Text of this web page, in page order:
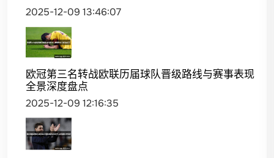
2025-12-09 13:46:07
欧冠第三名转战欧联历届球队晋级路线与赛事表现
全景深度盘点
2025-12-09 12:16:35